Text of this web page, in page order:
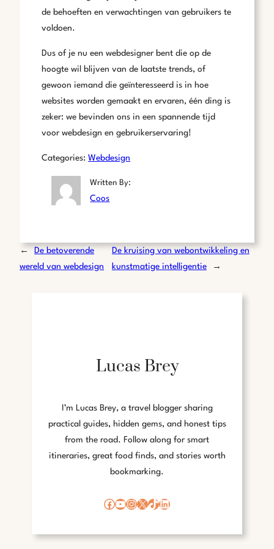
de behoeften en verwachtingen van gebruikers te
voldoen.
Dus of je nu een webdesigner bent die op de
hoogte wil blijven van de laatste trends, of
gewoon iemand die geïnteresseerd is in hoe
websites worden gemaakt en ervaren, één ding is
zeker: we bevinden ons in een spannende tijd
voor webdesign en gebruikerservaring!
Categories: Webdesign
Written By:
Coos
←
De betoverende
wereld van webdesign
De kruising van webontwikkeling en
kunstmatige intelligentie
→
Lucas Brey
I’m Lucas Brey, a travel blogger sharing
practical guides, hidden gems, and honest tips
from the road. Follow along for smart
itineraries, great food finds, and stories worth
bookmarking.
Facebook YouTube Instagram X TikTok LinkedIn